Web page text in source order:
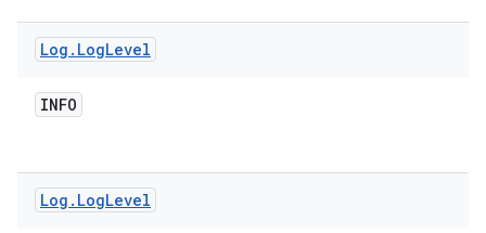
Log . LogLevel
INFO
Log . LogLevel